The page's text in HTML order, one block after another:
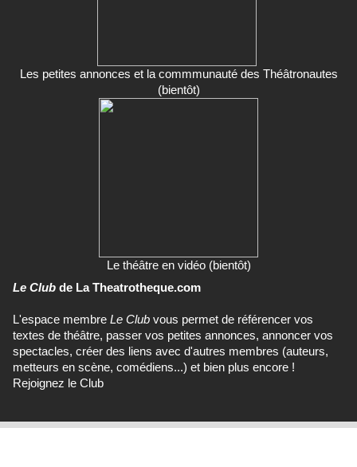
Les petites annonces et la commmunauté des Théâtronautes
(bientôt)
Le théâtre en vidéo (bientôt)
Le Club de La Theatrotheque.com
L'espace membre Le Club vous permet de référencer vos
textes de théâtre, passer vos petites annonces, annoncer vos
spectacles, créer des liens avec d'autres membres (auteurs,
metteurs en scène, comédiens...) et bien plus encore !
Rejoignez le Club